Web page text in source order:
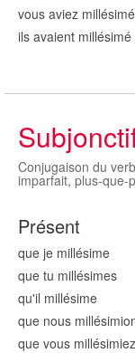
vous aviez millésimé
ils avaient millésimé
Conjugaison du
imparfait, plus-que-
Présent
que je millésime
que tu millésimes
qu'il millésime
que nous millésim
que vous millésimiez